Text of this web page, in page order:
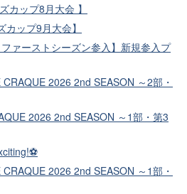
カップ8月大会 】
ップ9月大会】
ァーストシーズン参入】新規参入プ
2026 2nd SEASON ～2部・
2026 2nd SEASON ～1部・第3
2026 2nd SEASON ～1部・